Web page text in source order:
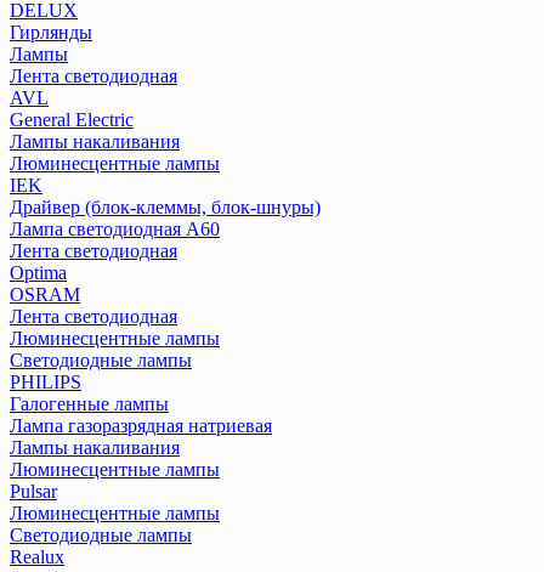
DELUX
Гирлянды
Лампы
Лента светодиодная
AVL
General Electric
Лампы накаливания
Люминесцентные лампы
IEK
Драйвер (блок-клеммы, блок-шнуры)
Лампа светодиодная А60
Лента светодиодная
Optima
OSRAM
Лента светодиодная
Люминесцентные лампы
Светодиодные лампы
PHILIPS
Галогенные лампы
Лампа газоразрядная натриевая
Лампы накаливания
Люминесцентные лампы
Pulsar
Люминесцентные лампы
Светодиодные лампы
Realux